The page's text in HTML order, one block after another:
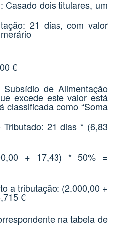
dois titulares, um
21 dias, com valor
€
de Alimentação
excede este valor está
classificada como “Soma
21 dias * (6,83
+ 17,43) * 50% =
a tributação: (2.000,00 +
€
na tabela de